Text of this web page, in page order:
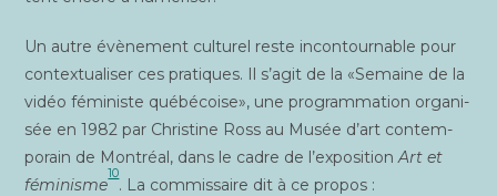
Un autre évè­ne­ment cultu­rel reste incon­tour­nable pour
contex­tua­li­ser ces pra­tiques. Il s’agit de la «Semaine de la
vidéo fémi­niste qué­bé­coise», une pro­gram­ma­tion orga­ni­
sée en 1982 par Chris­tine Ross au Musée d’art contem­
po­rain de Mont­réal, dans le cadre de l’expositionArt et
fémi­nisme
10
. La com­mis­saire dit à ce propos :